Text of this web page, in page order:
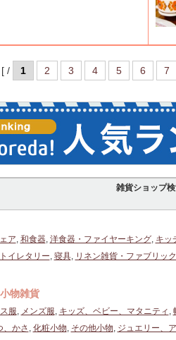
/ 1 2 3 4 5 6 7
雑貨ショップ
ア, 和食器, 洋食器・ファイヤーキング, キッ
イレタリー, 寝具, リネン雑貨・ファブリック
物雑貨
服, メンズ服, キッズ、ベビー、マタニティ ,
、かさ , 化粧小物, その他小物, ジュエリー、